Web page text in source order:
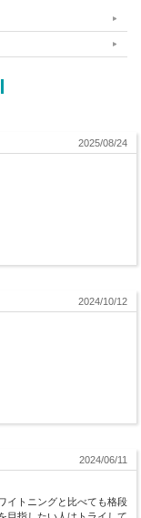
2025/08/24
2024/10/12
2024/06/11
イトニングと比べても格段